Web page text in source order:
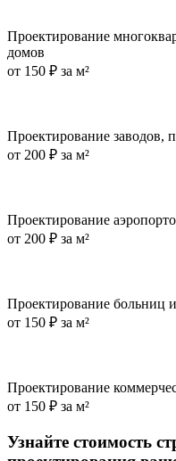
Проектирование
домов
от 150 ₽ за м²
Проектирование заводов,
от 200 ₽ за м²
Проектирование
от 200 ₽ за м²
Проектирование больниц
от 150 ₽ за м²
Проектирование
от 150 ₽ за м²
Узнайте стоимость